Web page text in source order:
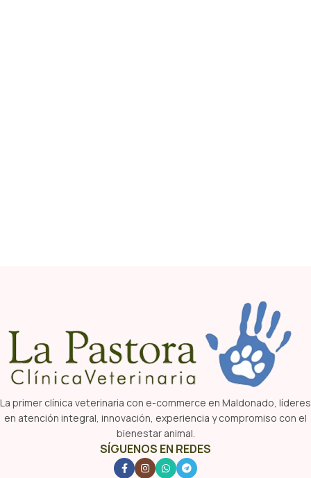
La primer clínica veterinaria con e-commerce en Maldonado, líderes
en atención integral, innovación, experiencia y compromiso con el
bienestar animal.
SÍGUENOS EN REDES